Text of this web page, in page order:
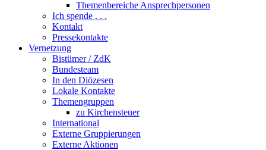
Themenbereiche Ansprechpersonen
Ich spende . . .
Kontakt
Pressekontakte
Vernetzung
Bistümer / ZdK
Bundesteam
In den Diözesen
Lokale Kontakte
Themengruppen
zu Kirchensteuer
International
Externe Gruppierungen
Externe Aktionen